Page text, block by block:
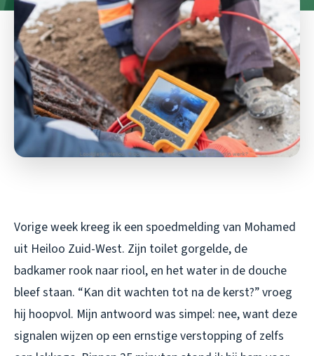
Vorige week kreeg ik een spoedmelding van Mohamed
uit Heiloo Zuid-West. Zijn toilet gorgelde, de
badkamer rook naar riool, en het water in de douche
bleef staan. “Kan dit wachten tot na de kerst?” vroeg
hij hoopvol. Mijn antwoord was simpel: nee, want deze
signalen wijzen op een ernstige verstopping of zelfs